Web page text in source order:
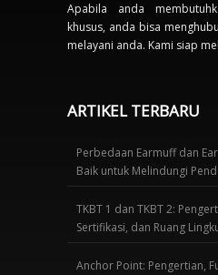
Apabila anda
khusus, anda bisa
melayani anda. Kami siap
ARTIKEL TERBARU
Perbedaan Earmuff dan
Baik untuk Melindungi
TKBT 1 dan TKBT 2:
Sertifikasi, dan Ruang
Anchor Point: Pengertian,